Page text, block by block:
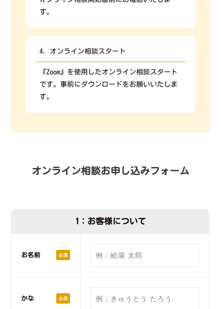
す。
4. オンライン相談スタート
『Zoom』を使用したオンライン相談スタート
です。事前にダウンロードをお願いいたしま
す。
オンライン相談お申し込みフォーム
1：お客様について
お名前 必須
かな 必須